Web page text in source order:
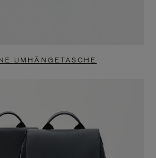
UMHÄNGETASCHE